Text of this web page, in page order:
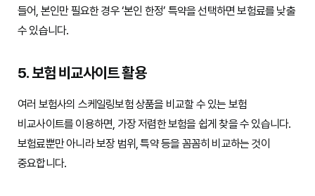
들어, 본인만 필요한 경우 ‘본인 한정’ 특약을 선택하면 보험료를 낮출
수 있습니다.
5. 보험 비교사이트 활용
여러 보험사의 스케일링보험 상품을 비교할 수 있는 보험
비교사이트를 이용하면, 가장 저렴한 보험을 쉽게 찾을 수 있습니다.
보험료뿐만 아니라 보장 범위, 특약 등을 꼼꼼히 비교하는 것이
중요합니다.